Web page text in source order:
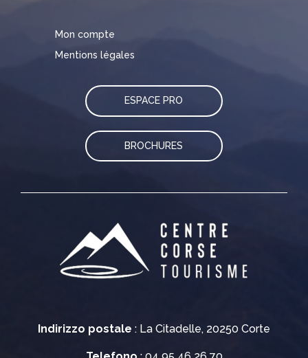
Indirizzo postale : La Citadelle, 20250 Corte
Mon compte
Mentions légales
ESPACE PRO
BROCHURES